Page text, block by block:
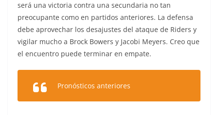
será una victoria contra una secundaria no tan
preocupante como en partidos anteriores. La defensa
debe aprovechar los desajustes del ataque de Riders y
vigilar mucho a Brock Bowers y Jacobi Meyers. Creo que
el encuentro puede terminar en empate.
Pronósticos anteriores